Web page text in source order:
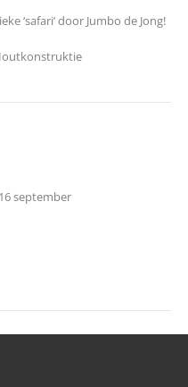
‘safari’ door Jumbo de Jong!
september